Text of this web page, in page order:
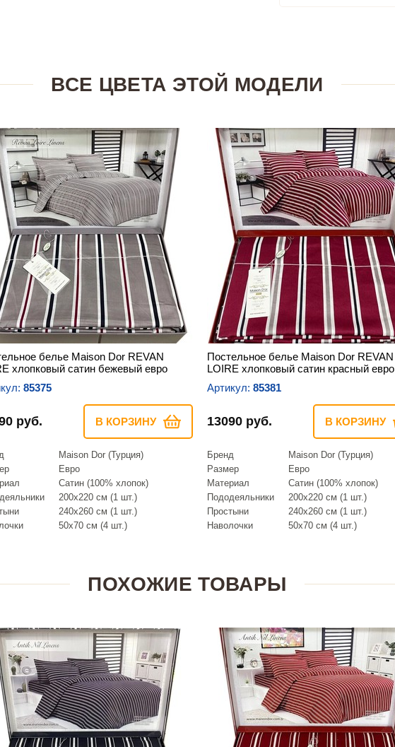
ВСЕ ЦВЕТА ЭТОЙ МОДЕЛИ
белье Maison Dor REVAN
хлопковый сатин бежевый евро
85375
руб. В КОРЗИНУ
Maison Dor (Турция)
Евро
Сатин (100% хлопок)
200х220 см (1 шт.)
240х260 см (1 шт.)
50х70 см (4 шт.)
Постельное белье Maison Dor REVAN
LOIRE хлопковый сатин красный евро
Артикул: 85381
13090 руб. В КОРЗИНУ
Бренд
Maison Dor (Турция)
Размер
Евро
Материал
Сатин (100% хлопок)
Пододеяльники
200х220 см (1 шт.)
Простыни
240х260 см (1 шт.)
Наволочки
50х70 см (4 шт.)
ПОХОЖИЕ ТОВАРЫ